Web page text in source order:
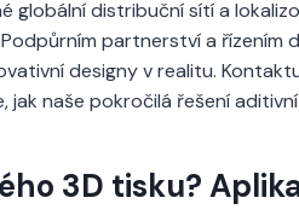
distribuční sítí a
partnerství a
designy v realitu.
jak naše pokročilá řešení
3D tisku?